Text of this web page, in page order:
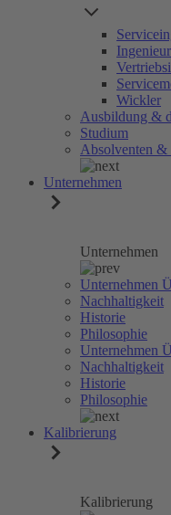
Wickler
Ausbildung &
Studium
Absolventen &
Unternehmen
Unternehmen
Unternehmen
Nachhaltigkeit
Historie
Philosophie
Unternehmen
Nachhaltigkeit
Historie
Philosophie
Kalibrierung
Kalibrierung